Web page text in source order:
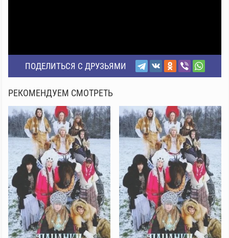
ПОДЕЛИТЬСЯ С ДРУЗЬЯМИ
РЕКОМЕНДУЕМ СМОТРЕТЬ